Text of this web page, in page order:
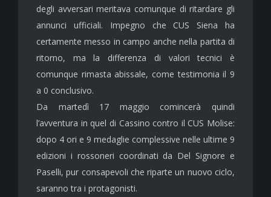
degli avversari meritava comunque di ritardare gli
annunci ufficiali. Impegno che CUS Siena ha
certamente messo in campo anche nella partita di
ritorno, ma la differenza di valori tecnici è
comunque rimasta abissale, come testimonia il 9
a 0 conclusivo.
Da martedì 17 maggio comincerà quindi
l’avventura in quel di Cassino contro il CUS Molise:
dopo 4 ori e 9 medaglie complessive nelle ultime 9
edizioni i rossoneri coordinati da Del Signore e
Paselli, pur consapevoli che riparte un nuovo ciclo,
saranno tra i protagonisti.